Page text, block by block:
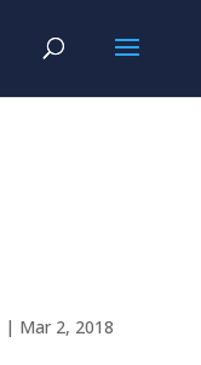
| Mar 2, 2018